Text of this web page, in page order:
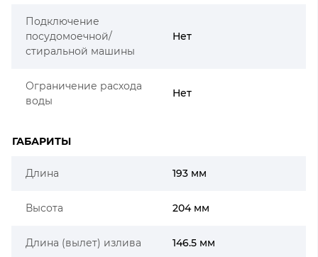
Подключение
посудомоечной/
стиральной машины
Нет
Ограничение расхода
воды
Нет
ГАБАРИТЫ
Длина 193 мм
Высота 204 мм
Длина (вылет) излива 146.5 мм